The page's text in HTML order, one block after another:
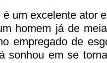
um excelente ator
homem já de
empregado de
sonhou em se